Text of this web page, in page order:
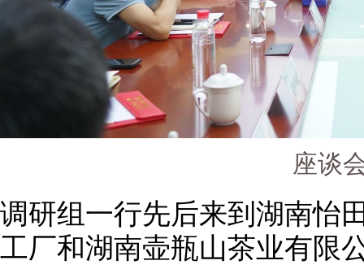
座谈
调研组一行先后来到湖南怡
工厂和湖南壶瓶山茶业有限